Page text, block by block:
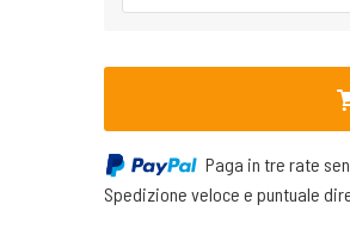
Paga in tre rate
Spedizione veloce e puntuale